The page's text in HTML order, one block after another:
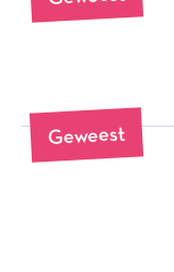
Geweest